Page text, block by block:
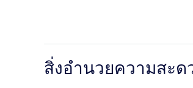
สิ่งอำนวยความสะด